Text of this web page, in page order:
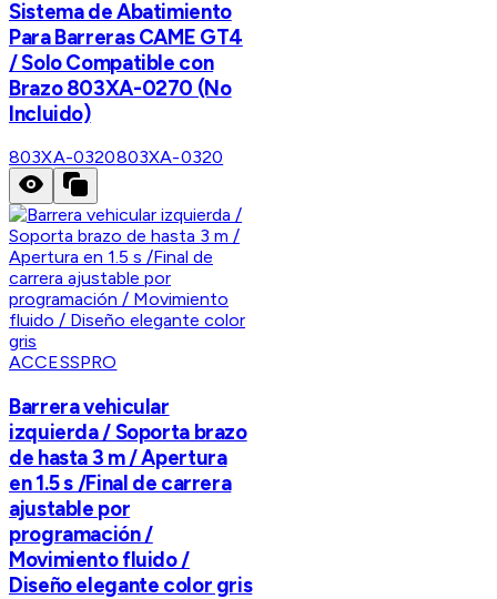
Sistema de Abatimiento
Para Barreras CAME GT4
/ Solo Compatible con
Brazo 803XA-0270 (No
Incluido)
803XA-0320803XA-0320
ACCESSPRO
Barrera vehicular
izquierda / Soporta brazo
de hasta 3 m / Apertura
en 1.5 s /Final de carrera
ajustable por
programación /
Movimiento fluido /
Diseño elegante color gris